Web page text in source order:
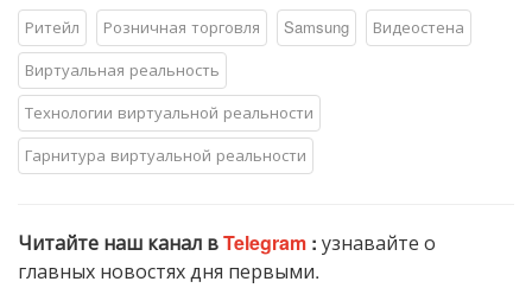
Ритейл Розничная торговля Samsung
Видеостена
Виртуальная реальность
Технологии виртуальной реальности
Гарнитура виртуальной реальности
Читайте наш канал вTelegram : узнавайте о
главных новостях дня первыми.